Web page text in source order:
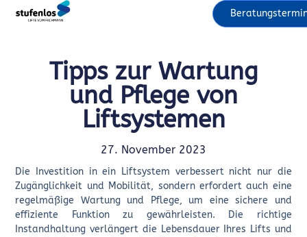
Tipps zur Wartung
und Pflege von
Liftsystemen
27. November 2023
Die Investition in ein Liftsystem verbessert nicht nur die
Zugänglichkeit und Mobilität, sondern erfordert auch eine
regelmäßige Wartung und Pflege, um eine sichere und
effiziente Funktion zu gewährleisten. Die richtige
Instandhaltung verlängert die Lebensdauer Ihres Lifts und